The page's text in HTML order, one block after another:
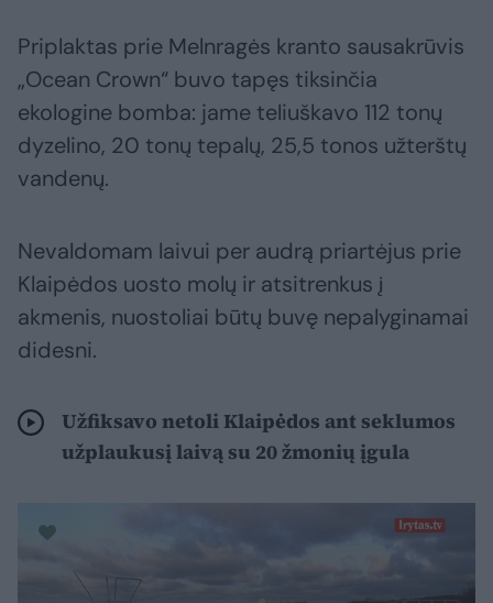
Priplaktas prie Melnragės kranto sausakrūvis
„Ocean Crown“ buvo tapęs tiksinčia
ekologine bomba: jame teliuškavo 112 tonų
dyzelino, 20 tonų tepalų, 25,5 tonos užterštų
vandenų.
Nevaldomam laivui per audrą priartėjus prie
Klaipėdos uosto molų ir atsitrenkus į
akmenis, nuostoliai būtų buvę nepalyginamai
didesni.
Užfiksavo netoli Klaipėdos ant seklumos
užplaukusį laivą su 20 žmonių įgula